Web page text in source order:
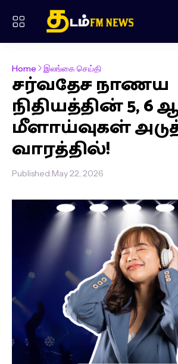
Home இலங்கை செய்தி
சர்வதேச நாணய
நிதியத்தின் 5, 6
மீளாய்வுகள்
வாரத்தில்!
Published:May 22, 2026